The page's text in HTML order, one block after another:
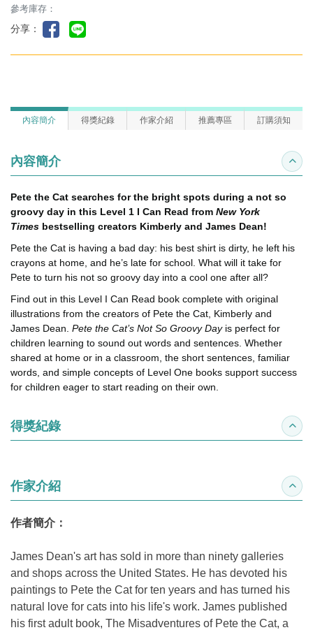
參考庫存：
分享：
內容簡介 得獎紀錄 作家介紹 推薦專區 訂購須知
內容簡介 收合
Pete the Cat searches for the bright spots during a not so
groovy day in this Level 1 I Can Read from New York
Times bestselling creators Kimberly and James Dean!
Pete the Cat is having a bad day: his best shirt is dirty, he left his
crayons at home, and he’s late for school. What will it take for
Pete to turn his not so groovy day into a cool one after all?
Find out in this Level I Can Read book complete with original
illustrations from the creators of Pete the Cat, Kimberly and
James Dean. Pete the Cat’s Not So Groovy Dayis perfect for
children learning to sound out words and sentences. Whether
shared at home or in a classroom, the short sentences, familiar
words, and simple concepts of Level One books support success
for children eager to start reading on their own.
得獎紀錄 收合
作家介紹 收合
作者簡介：
James Dean's art has sold in more than ninety galleries
and shops across the United States. He has devoted his
paintings to Pete the Cat for ten years and has turned his
natural love for cats into his life's work. James published
his first adult book, The Misadventures of Pete the Cat, a